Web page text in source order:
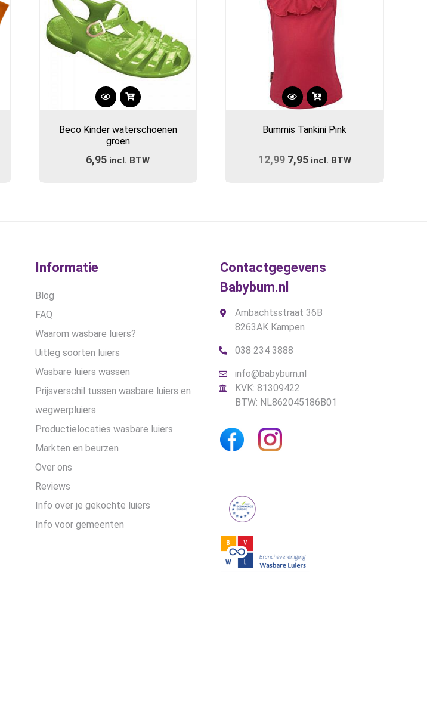
Dit
heeft
meerdere
variaties.
Beco Kinder waterschoenen
groen
6,95 incl. BTW
Dit
heeft
variaties.
productpagina
Bummis Tankini Pink
12,99 Oorspronkelijke
7,95Huidige
incl. BTW
Informatie
Blog
FAQ
Waarom wasbare luiers?
Uitleg soorten luiers
Wasbare luiers wassen
Prijsverschil tussen wasbare luiers en
wegwerpluiers
Productielocaties wasbare luiers
Markten en beurzen
Over ons
Reviews
Info over je gekochte luiers
Info voor gemeenten
Contactgegevens
Babybum.nl
Ambachtsstraat 36B
8263AK Kampen
038 234 3888
info@babybum.nl
KVK: 81309422
BTW: NL862045186B01